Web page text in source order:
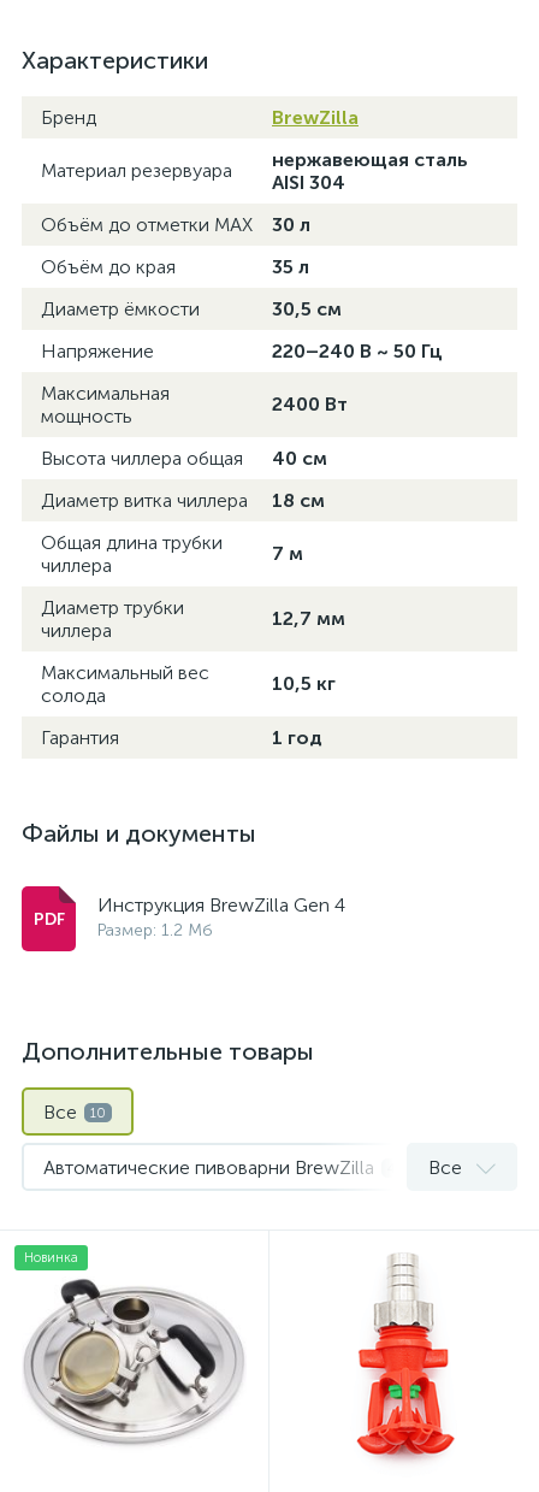
Характеристики
Бренд BrewZilla
Материал резервуара
нержавеющая сталь
AISI 304
Объём до отметки MAX
30 л
Объём до края
35 л
Диаметр ёмкости
30,5 см
Напряжение
220–240 В ~ 50 Гц
Максимальная
мощность
2400 Вт
Высота чиллера общая
40 см
Диаметр витка чиллера
18 см
Общая длина трубки
чиллера
7 м
Диаметр трубки
чиллера
12,7 мм
Максимальный вес
солода
10,5 кг
Гарантия 1 год
Файлы и документы
Инструкция BrewZilla Gen 4
Размер: 1.2 Мб
Дополнительные товары
Все 10
Автоматические пивоварни BrewZilla
Ложки и лопатки для перемешивания 1
Охмеление сусла 2
Полуавтоматические пивоварни DigiBoil 2
Все
Новинка